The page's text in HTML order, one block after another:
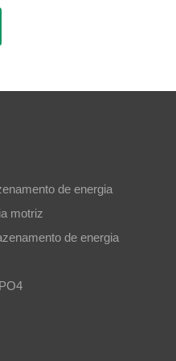
de energia
motriz
de energia